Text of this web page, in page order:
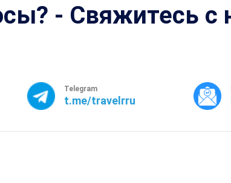
- Свяжитесь с
Telegram
t.me/travelrru